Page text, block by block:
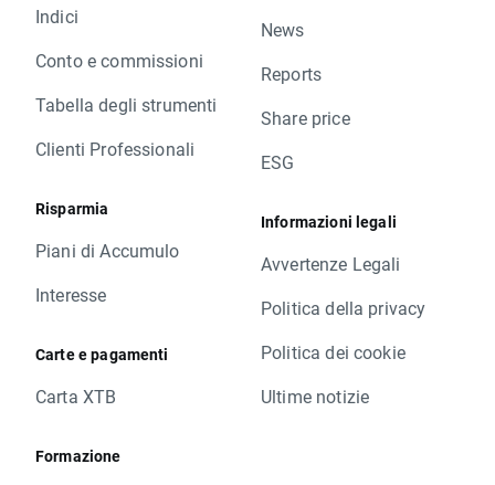
Indici
Conto e commissioni
Tabella degli strumenti
Clienti Professionali
Risparmia
Piani di Accumulo
Interesse
Carte e pagamenti
Carta XTB
Formazione
News
Reports
Share price
ESG
Informazioni legali
Avvertenze Legali
Politica della privacy
Politica dei cookie
Ultime notizie